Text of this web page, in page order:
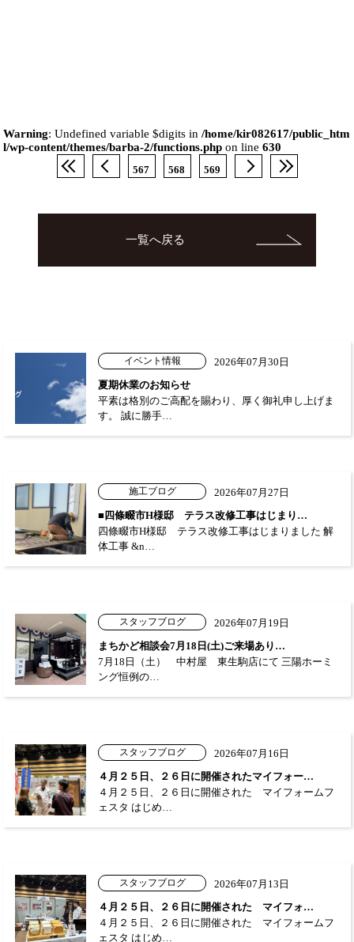
Warning: Undefined variable $digits in/home/kir082617/public_htm
l/wp-content/themes/barba-2/functions.php on line630
567 568 569
一覧へ戻る
イベント情報
2026年07月30日
夏期休業のお知らせ
平素は格別のご高配を賜わり、厚く御礼申し上げま
す。 誠に勝手…
施工ブログ
2026年07月27日
■四條畷市H様邸 テラス改修工事はじまり…
四條畷市H様邸 テラス改修工事はじまりました 解
体工事 &n…
スタッフブログ
2026年07月19日
まちかど相談会7月18日(土)ご来場あり…
7月18日（土） 中村屋 東生駒店にて 三陽ホーミ
ング恒例の…
スタッフブログ
2026年07月16日
４月２５日、２６日に開催されたマイフォー…
４月２５日、２６日に開催された マイフォームフ
ェスタ はじめ…
スタッフブログ
2026年07月13日
４月２５日、２６日に開催された マイフォ…
４月２５日、２６日に開催された マイフォームフ
ェスタ はじめ…